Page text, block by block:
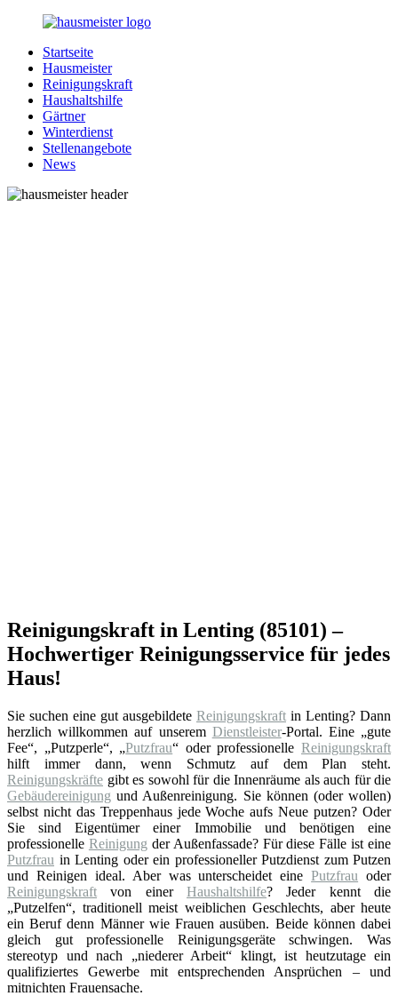
Zurück
Inhalt
Hausmeister.de
Alles
rund
Ihren
Haushalt
Startseite
Hausmeister
Reinigungskraft
Haushaltshilfe
Gärtner
Winterdienst
Stellenangebote
News
Reinigungskraft in Lenting (85101) –
Hochwertiger Reinigungsservice für jedes
Haus!
Sie suchen eine gut ausgebildete Reinigungskraft in Lenting? Dann
herzlich willkommen auf unserem Dienstleister-Portal. Eine „gute
Fee“, „Putzperle“, „Putzfrau“ oder professionelleReinigungskraft
hilft immer dann, wenn Schmutz auf dem Plan steht.
Reinigungskräfte gibt es sowohl für die Innenräume als auch für die
Gebäudereinigung und Außenreinigung. Sie können (oder wollen)
selbst nicht das Treppenhaus jede Woche aufs Neue putzen? Oder
Sie sind Eigentümer einer Immobilie und benötigen eine
professionelle Reinigung der Außenfassade? Für diese Fälle ist eine
Putzfrau in Lenting oder ein professioneller Putzdienst zum Putzen
und Reinigen ideal. Aber was unterscheidet einePutzfrau oder
Reinigungskraft von einer Haushaltshilfe? Jeder kennt die
„Putzelfen“, traditionell meist weiblichen Geschlechts, aber heute
ein Beruf denn Männer wie Frauen ausüben. Beide können dabei
gleich gut professionelle Reinigungsgeräte schwingen. Was
stereotyp und nach „niederer Arbeit“ klingt, ist heutzutage ein
qualifiziertes Gewerbe mit entsprechenden Ansprüchen – und
mitnichten Frauensache.